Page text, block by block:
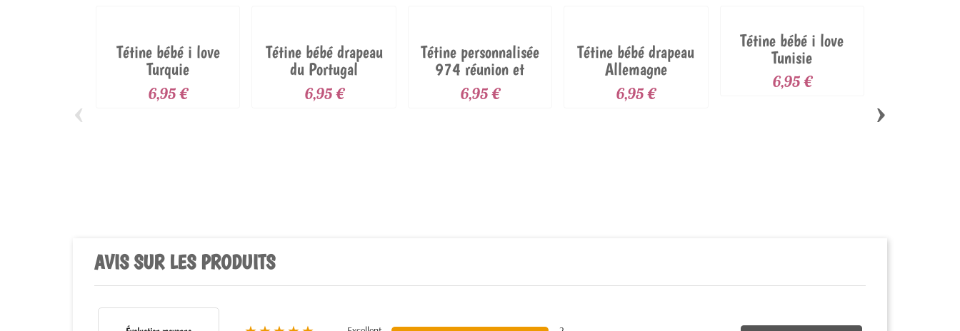
Tétine bébé i love
Turquie
6,95 €
Tétine bébé drapeau
du Portugal
6,95 €
Tétine personnalisée
974 réunion et
prénom
6,95 €
Tétine bébé drapeau
Allemagne
6,95 €
Tétine bébé i love
Tunisie
6,95 €
‹ ›
AVIS SUR LES PRODUITS